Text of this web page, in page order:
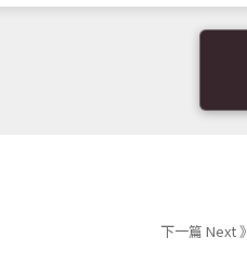
下一篇 Next 》